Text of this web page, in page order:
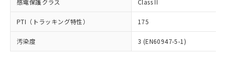
感電保護クラス Class II
PTI（トラッキング特性） 175
汚染度 3 (EN60947-5-1)
在庫状況および標準価格結果を当社の
事前の承諾なく第三者に漏洩または開
示しないようお願いします。
マイパーツ機能（部品リスト作成サー
ビス）をご利用いただくには、I-Web
部品在庫の切り替え状況などにより、予定
月が前後することがあります。
「ｅ」：有害物質（10物質）のすべてが基
準値以下であることを示します。
「10」：通常の使用状況下において有害物
質が外部に漏えいし、環境に深刻な影響を
及ぼさない年数を意味します。
場合は、上記1、2および3の内容を当
該第三者に通知します。また当社は、
販売先および販売に係わる関係者が違
法に輸出するおそれがある場合は、取
り引きをいたしません。
機器販売店・当社販売員にご確
受注生産機種、また在庫状況の
情報を公開していない機種